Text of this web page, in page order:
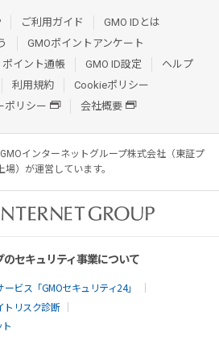
ご利用ガイド
GMO IDとは
GMOポイントアンケート
ポイント通帳 GMO ID設定
ヘルプ
利用規約
Cookieポリシー
ポリシー
会社概要
インターネットグループ株式会社（東証プ
場）が運営しています。
セキュリティ事業について
ビス「GMOセキュリティ24」
トリスク診断